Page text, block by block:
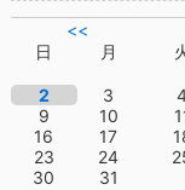
<<
日
月
2
3
9
10
16
17
23
24
30
31